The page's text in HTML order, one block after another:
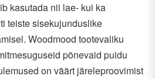
kasutada nii lae- kui ka
teiste sisekujunduslike
Woodmood tootevaliku
põnevaid puidu
on väärt järeleproovimist